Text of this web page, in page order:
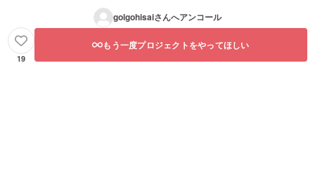
golgohisaiさんへアンコール
19
もう一度プロジェクトをやってほしい